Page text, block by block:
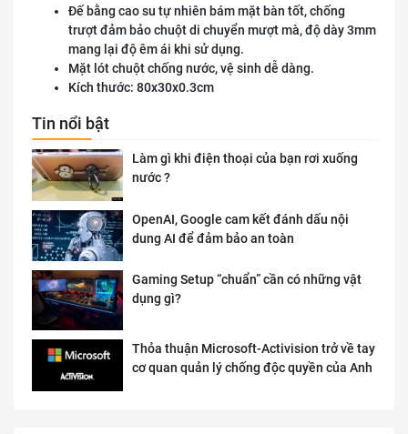
Đế bằng cao su tự nhiên bám mặt bàn tốt, chống
trượt đảm bảo chuột di chuyển mượt mà, độ dày 3mm
mang lại độ êm ái khi sử dụng.
Mặt lót chuột chống nước, vệ sinh dễ dàng.
Kích thước: 80x30x0.3cm
Tin nổi bật
Làm gì khi điện thoại của bạn rơi xuống
nước ?
OpenAI, Google cam kết đánh dấu nội
dung AI để đảm bảo an toàn
Gaming Setup “chuẩn” cần có những vật
dụng gì?
Thỏa thuận Microsoft-Activision trở về tay
cơ quan quản lý chống độc quyền của Anh